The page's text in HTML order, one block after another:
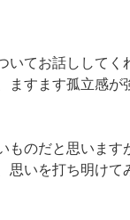
いてお話しして
すます孤立感
ものだと思いま
いを打ち明け